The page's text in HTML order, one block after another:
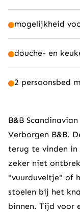
mogelijkheid
douche- en
2 persoonsbed
B&B
Verborgen B&B.
terug te vinden in
zeker niet
"vuurduveltje" of
stoelen bij het
binnen. Tijd voor